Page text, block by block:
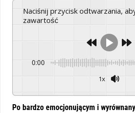
Naciśnij przycisk odtwarzania, aby odsłuchać tę
zawartość
0:00
1x
Po bardzo emocjonującym i